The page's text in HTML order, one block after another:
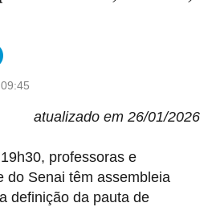
atualizado em 26/01/2026
professoras e
do Senai têm assembleia
definição da pauta de